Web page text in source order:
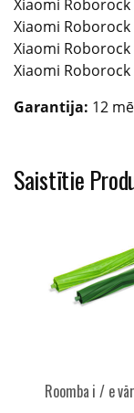
Xiaomi Roborock
Xiaomi Roborock
Xiaomi Roborock
Xiaomi Roborock
Garantija: 12
Saistītie
Roomba i / e